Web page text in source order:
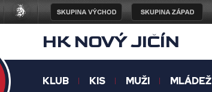
HK NOVÝ JIČÍN
KLUB KIS MUŽI MLÁDEŽ